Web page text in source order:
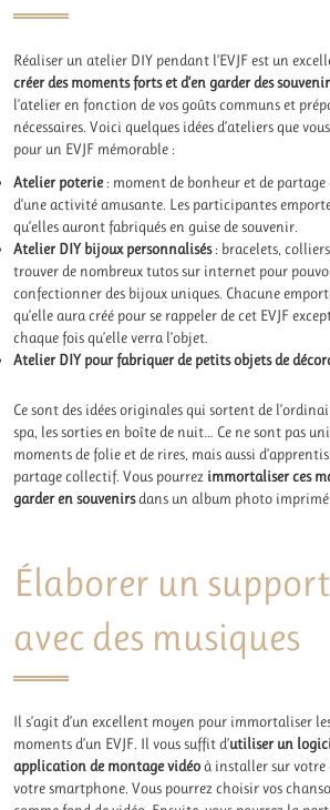
Réaliser un atelier DIY pendant l’EVJF est un
créer des moments forts et d’en garder des
l’atelier en fonction de vos goûts communs et
nécessaires. Voici quelques idées d’ateliers que
pour un EVJF mémorable :
Atelier poterie: moment de bonheur et de partage
d’une activité amusante. Les participantes
qu’elles auront fabriqués en guise de souvenir.
Atelier DIY bijoux personnalisés: bracelets,
trouver de nombreux tutos sur internet pour
confectionner des bijoux uniques. Chacune
qu’elle aura créé pour se rappeler de cet EVJF
chaque fois qu’elle verra l’objet.
Atelier DIY pour fabriquer de petits objets de
Ce sont des idées originales qui sortent de
spa, les sorties en boîte de nuit… Ce ne sont pas
moments de folie et de rires, mais aussi
partage collectif. Vous pourrez immortaliser ces
garder en souvenirsdans un album photo imprimé.
Élaborer un
avec des musiques
Il s’agit d’un excellent moyen pour immortaliser
moments d’un EVJF. Il vous suffit d’utiliser un
application de montage vidéoà installer sur
votre smartphone. Vous pourrez choisir vos